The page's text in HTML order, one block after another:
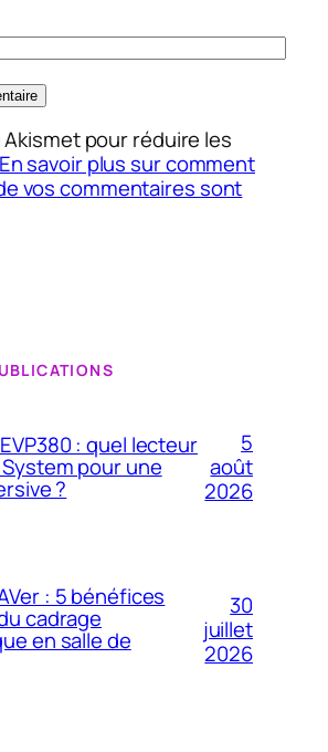
pour réduire les
En savoir plus sur comment
vos commentaires sont
: quel lecteur
System pour une
?
5
août
2026
: 5 bénéfices
cadrage
en salle de
30
juillet
2026